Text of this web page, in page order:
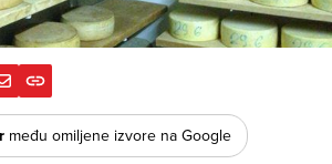
među omiljene izvore na Google